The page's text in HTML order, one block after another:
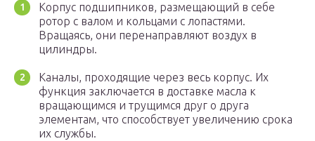
Корпус подшипников, размещающий в себе
ротор с валом и кольцами с лопастями.
Вращаясь, они перенаправляют воздух в
цилиндры.
Каналы, проходящие через весь корпус. Их
функция заключается в доставке масла к
вращающимся и трущимся друг о друга
элементам, что способствует увеличению срока
их службы.